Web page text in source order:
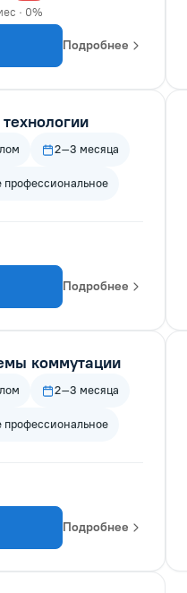
· 0%
Подробнее
2–3 месяца
Подробнее
коммутации
2–3 месяца
Подробнее